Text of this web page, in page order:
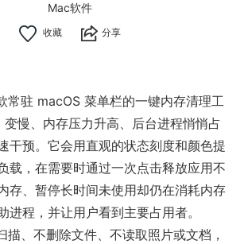
Mac软件
分享
常驻 macOS 菜单栏的一键内存清理工
慢、内存压力升高、后台进程悄悄占
干预。它会用直观的状态刻度和颜色提
载，在需要时通过一次点击释放应用不
存、暂停长时间未使用却仍在消耗内存
进程，并让用户看到主要占用者。
描、不删除文件、不读取照片或文档，